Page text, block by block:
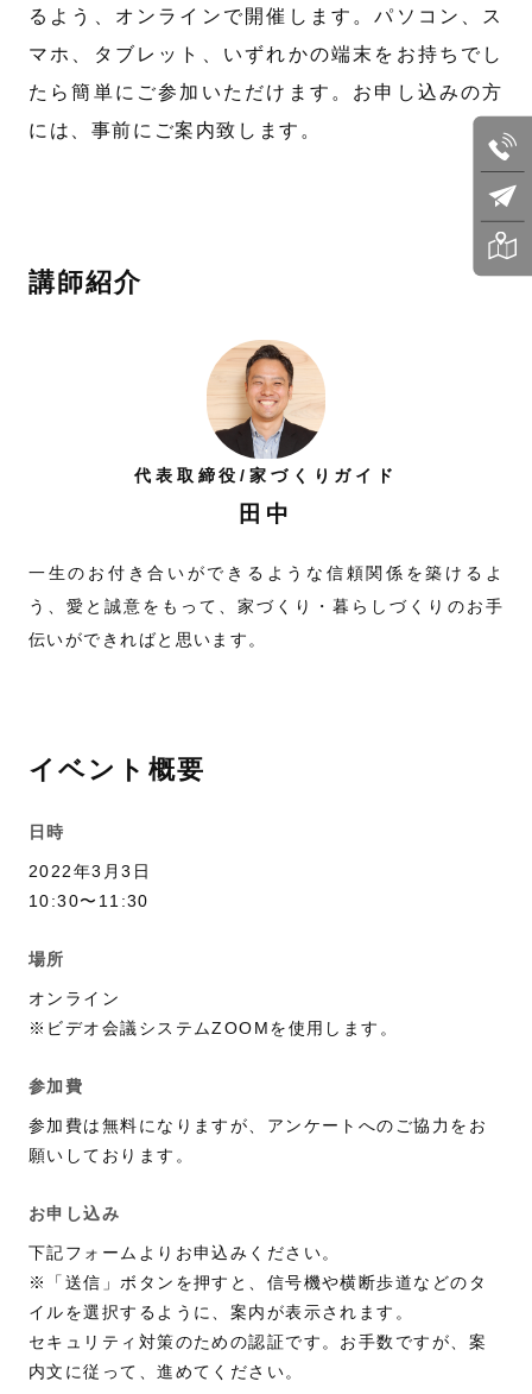
るよう、オンラインで開催します。パソコン、ス
マホ、タブレット、いずれかの端末をお持ちでし
たら簡単にご参加いただけます。お申し込みの方
には、事前にご案内致します。
講師紹介
代表取締役/家づくりガイド
田中
一生のお付き合いができるような信頼関係を築けるよ
う、愛と誠意をもって、家づくり・暮らしづくりのお手
伝いができればと思います。
イベント概要
日時
2022年3月3日
10:30〜11:30
場所
オンライン
※ビデオ会議システムZOOMを使用します。
参加費
参加費は無料になりますが、アンケートへのご協力をお
願いしております。
お申し込み
下記フォームよりお申込みください。
※「送信」ボタンを押すと、信号機や横断歩道などのタ
イルを選択するように、案内が表示されます。
セキュリティ対策のための認証です。お手数ですが、案
内文に従って、進めてください。